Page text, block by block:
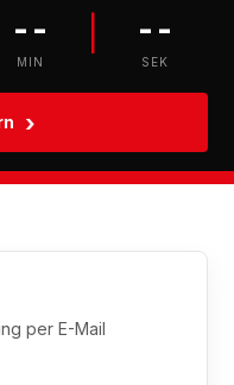
--
MIN
--
SEK
›
per E-Mail